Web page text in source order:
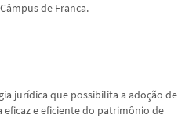
de Franca.
jurídica que possibilita a adoção de
e eficiente do patrimônio de